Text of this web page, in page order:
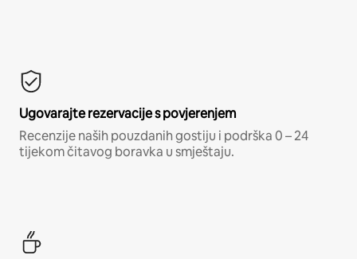
Ugovarajte rezervacije s povjerenjem
Recenzije naših pouzdanih gostiju i podrška 0 – 24
tijekom čitavog boravka u smještaju.